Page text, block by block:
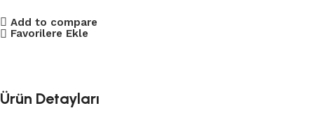
Add to compare
Favorilere Ekle
Ürün Detayları